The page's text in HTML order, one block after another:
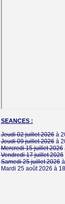
SEANCES :
Jeudi 02 juillet 2026à
Jeudi 09 juillet 2026à
Mercredi 15 juillet 2026
Vendredi 17 juillet 2026
Samedi 25 juillet 2026à
Mardi 25 août 2026 à